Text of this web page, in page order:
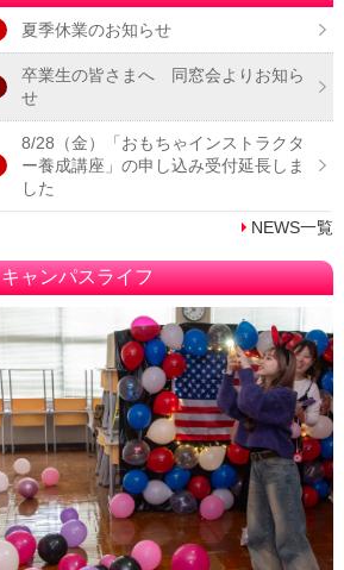
夏季休業のお知らせ
卒業生の皆さまへ 同窓会よりお知ら
せ
8/28（金）「おもちゃインストラクタ
ー養成講座」の申し込み受付延長しま
した
NEWS一覧
キャンパスライフ